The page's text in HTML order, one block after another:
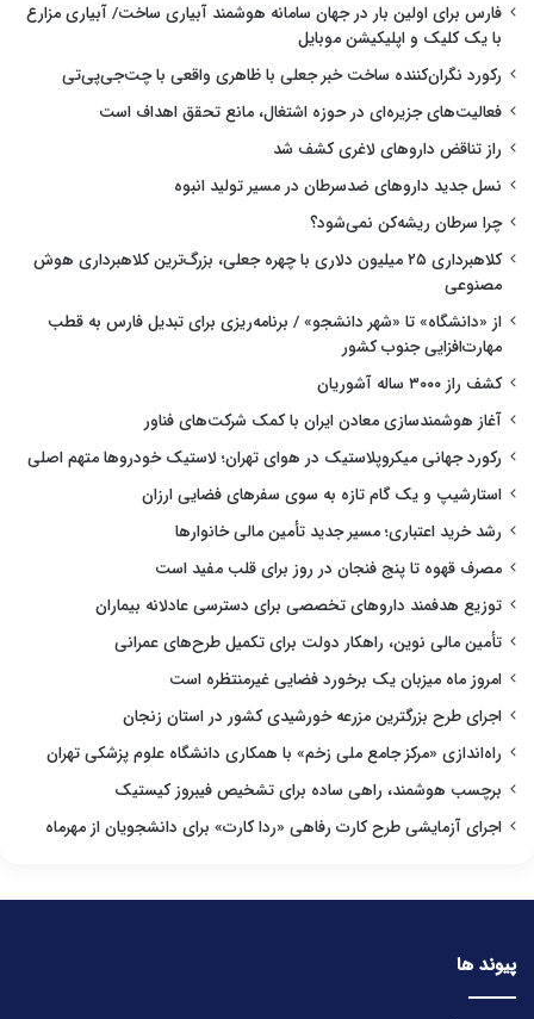
فارس برای اولین بار در جهان سامانه هوشمند آبیاری ساخت/ آبیاری مزارع
با یک کلیک و اپلیکیشن موبایل
رکورد نگران‌کننده ساخت خبر جعلی با ظاهری واقعی با چت‌جی‌پی‌تی
فعالیت‌های جزیره‌ای در حوزه اشتغال، مانع تحقق اهداف است
راز تناقض داروهای لاغری کشف شد
نسل جدید داروهای ضدسرطان در مسیر تولید انبوه
چرا سرطان ریشه‌کن نمی‌شود؟
کلاهبرداری ۲۵ میلیون دلاری با چهره جعلی، بزرگ‌ترین کلاهبرداری هوش
مصنوعی
از «دانشگاه» تا «شهر دانشجو» / برنامه‌ریزی برای تبدیل فارس به قطب
مهارت‌افزایی جنوب کشور
کشف راز ۳۰۰۰ ساله آشوریان
آغاز هوشمندسازی معادن ایران با کمک شرکت‌های فناور
رکورد جهانی میکروپلاستیک در هوای تهران؛ لاستیک خودروها متهم اصلی
استارشیپ و یک گام تازه به سوی سفرهای فضایی ارزان
رشد خرید اعتباری؛ مسیر جدید تأمین مالی خانوارها
مصرف قهوه تا پنج فنجان در روز برای قلب مفید است
توزیع هدفمند داروهای تخصصی برای دسترسی عادلانه بیماران
تأمین مالی نوین، راهکار دولت برای تکمیل طرح‌های عمرانی
امروز ماه میزبان یک برخورد فضایی غیرمنتظره است
اجرای طرح بزرگترین مزرعه خورشیدی کشور در استان زنجان
راه‌اندازی «مرکز جامع ملی زخم» با همکاری دانشگاه علوم پزشکی تهران
برچسب هوشمند، راهی ساده برای تشخیص فیبروز کیستیک
اجرای آزمایشی طرح کارت رفاهی «ردا کارت» برای دانشجویان از مهرماه
پیوند ها